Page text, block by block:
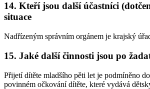
14. Kteří jsou další účastníci
situace
Nadřízeným správním orgánem je krajský
15. Jaké další činnosti jsou po
Přijetí dítěte mladšího pěti let je podmíněno
povinném očkování dítěte, které vydává